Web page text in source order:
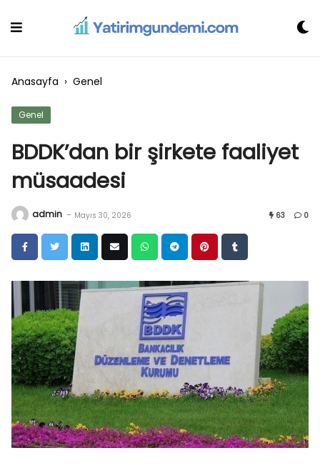
Anasayfa › Genel
Genel
BDDK’dan bir şirkete faaliyet
müsaadesi
admin - Mayıs 30, 2026 63 0